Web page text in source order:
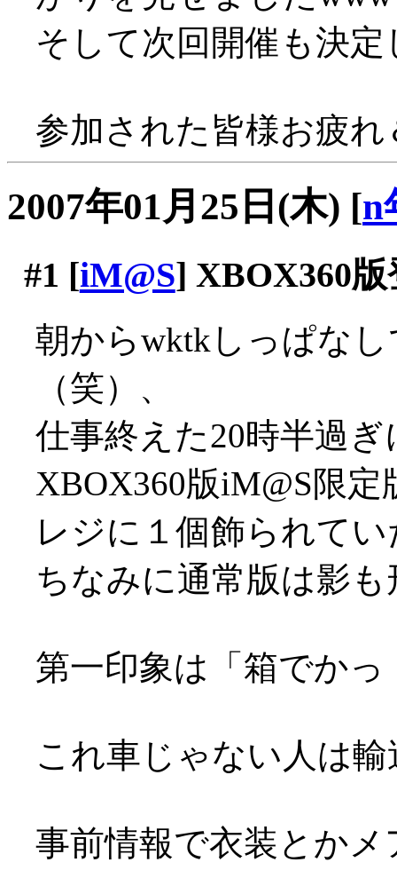
そして次回開催も決
参加された皆様お疲
2007年01月25日(木) [n
#1 [iM@S] XBOX360
朝からwktkしっぱな
（笑）、
仕事終えた20時半過
XBOX360版iM@S限
レジに１個飾られて
ちなみに通常版は影
第一印象は「箱でかっ
これ車じゃない人は
事前情報で衣装とか